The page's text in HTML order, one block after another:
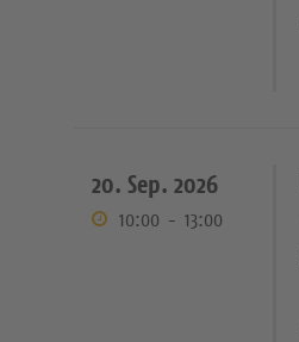
20. Sep. 2026
10:00 - 13:00